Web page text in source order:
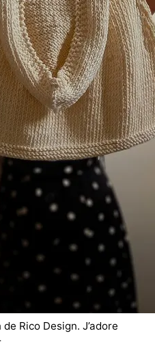
Rico Design. J’adore